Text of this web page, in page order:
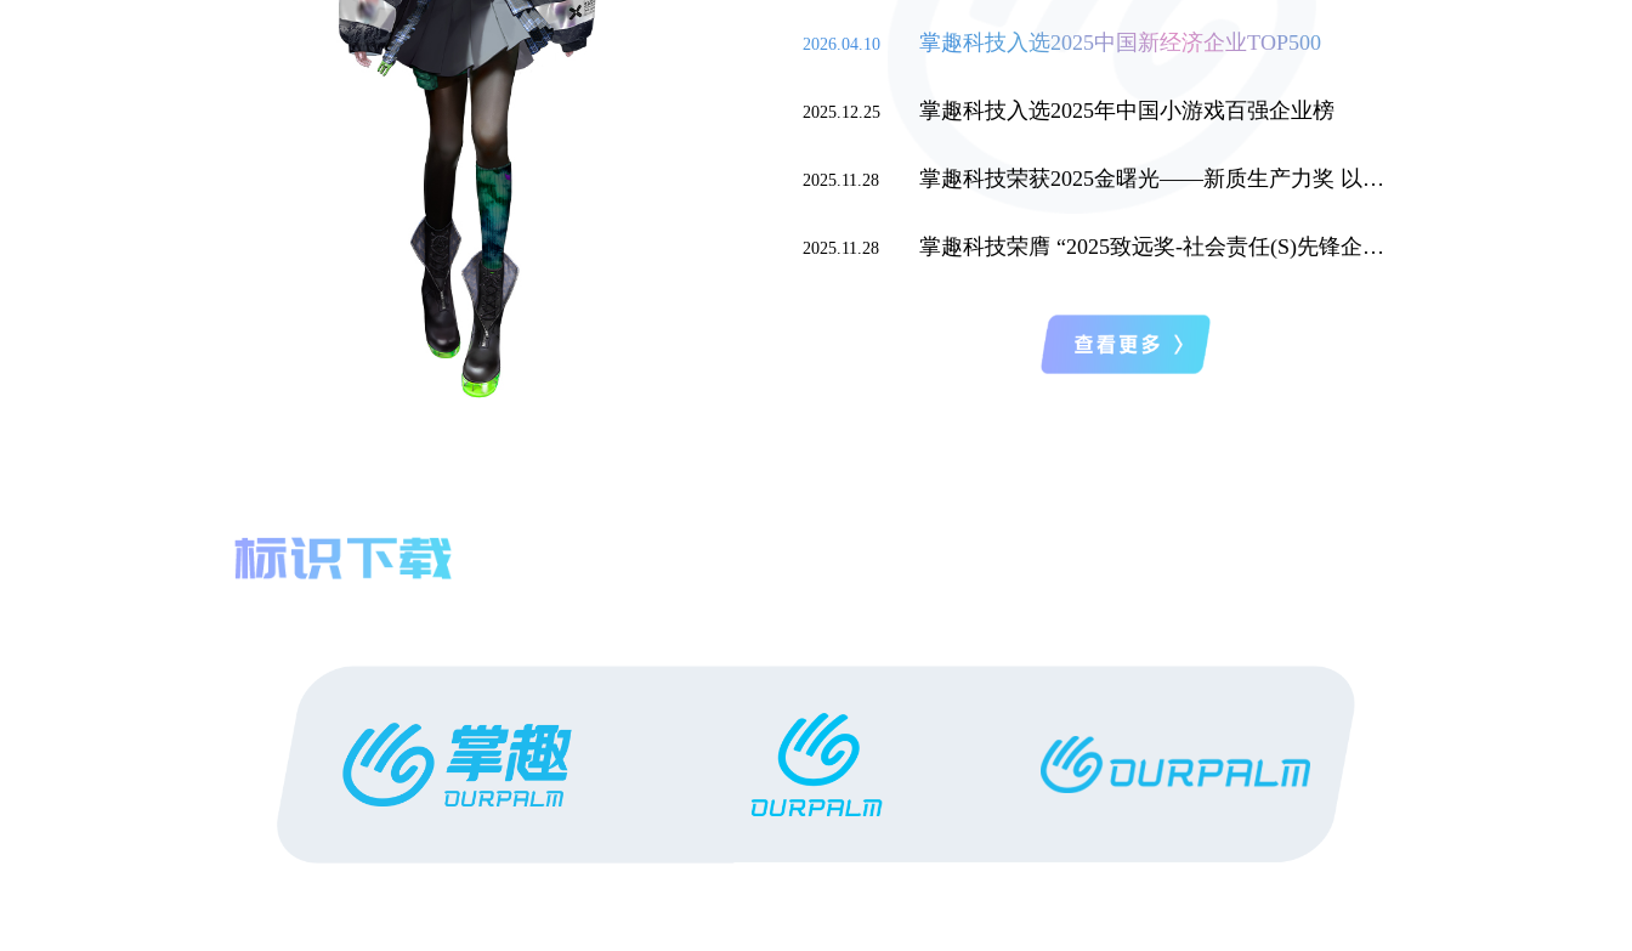
2026.04.10 掌趣科技入选2025中国新经济企业TOP500
2025.12.25 掌趣科技入选2025年中国小游戏百强企业榜
2025.11.28 掌趣科技荣获2025金曙光——新质生产力奖 以技术创新引领游戏产业升级
2025.11.28 掌趣科技荣膺 “2025致远奖-社会责任(S)先锋企业奖”，彰显游戏企业社会价值